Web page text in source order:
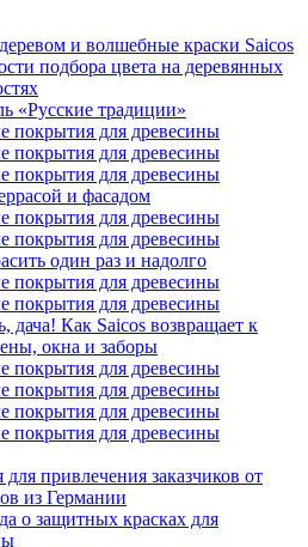
и волшебные краски Saicos
подбора цвета на деревянных
«Русские традиции»
покрытия для древесины
покрытия для древесины
покрытия для древесины
и фасадом
покрытия для древесины
покрытия для древесины
один раз и надолго
покрытия для древесины
покрытия для древесины
дача! Как Saicos возвращает к
окна и заборы
покрытия для древесины
покрытия для древесины
покрытия для древесины
покрытия для древесины
для привлечения заказчиков от
из Германии
о защитных красках для